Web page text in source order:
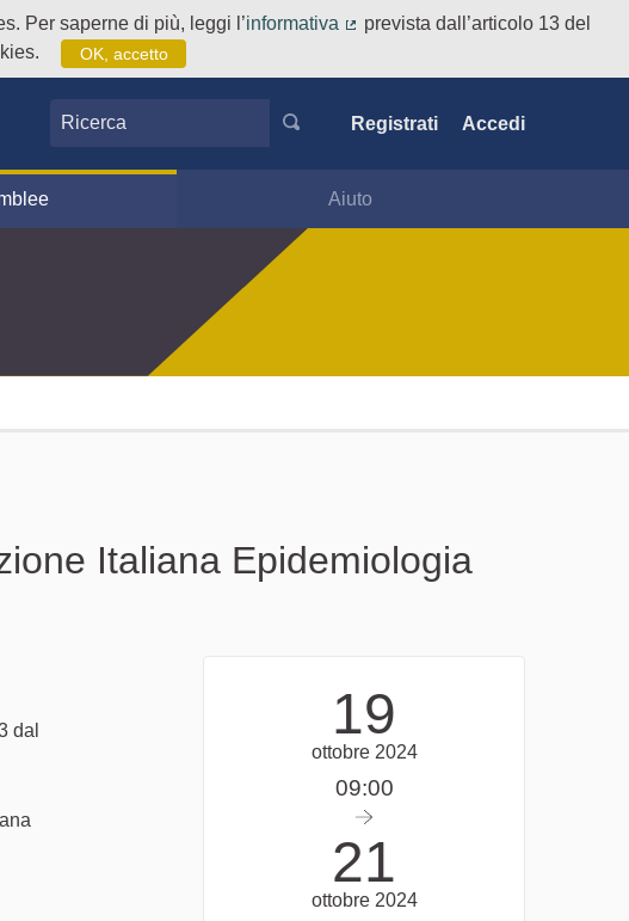
Per saperne di più, leggi l’informativa
prevista dall’articolo 13 del
OK, accetto
Ricerca Registrati Accedi
Aiuto
Italiana Epidemiologia
19
ottobre 2024
09:00
21
ottobre 2024
dal